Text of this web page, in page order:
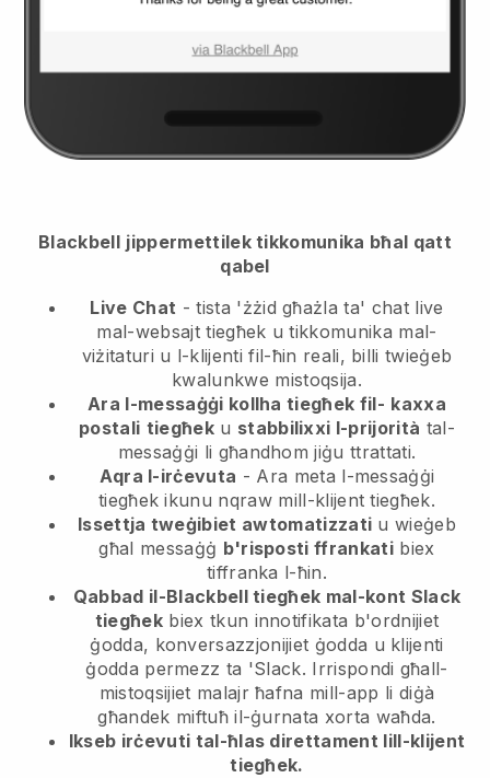
Blackbell jippermettilek tikkomunika bħal qatt
qabel
Live Chat - tista 'żżid għażla ta' chat live
mal-websajt tiegħek u tikkomunika mal-
viżitaturi u l-klijenti fil-ħin reali, billi twieġeb
kwalunkwe mistoqsija.
Ara l-messaġġi kollha tiegħek fil- kaxxa
postali tiegħeku stabbilixxi l-prijorità tal-
messaġġi li għandhom jiġu ttrattati.
Aqra l-irċevuta - Ara meta l-messaġġi
tiegħek ikunu nqraw mill-klijent tiegħek.
Issettja tweġibiet awtomatizzati u wieġeb
għal messaġġ b'risposti ffrankatibiex
tiffranka l-ħin.
Qabbad il-Blackbell tiegħek mal-kont Slack
tiegħek biex tkun innotifikata b'ordnijiet
ġodda, konversazzjonijiet ġodda u klijenti
ġodda permezz ta 'Slack. Irrispondi għall-
mistoqsijiet malajr ħafna mill-app li diġà
għandek miftuħ il-ġurnata xorta waħda.
Ikseb irċevuti tal-ħlas direttament lill-klijent
tiegħek.